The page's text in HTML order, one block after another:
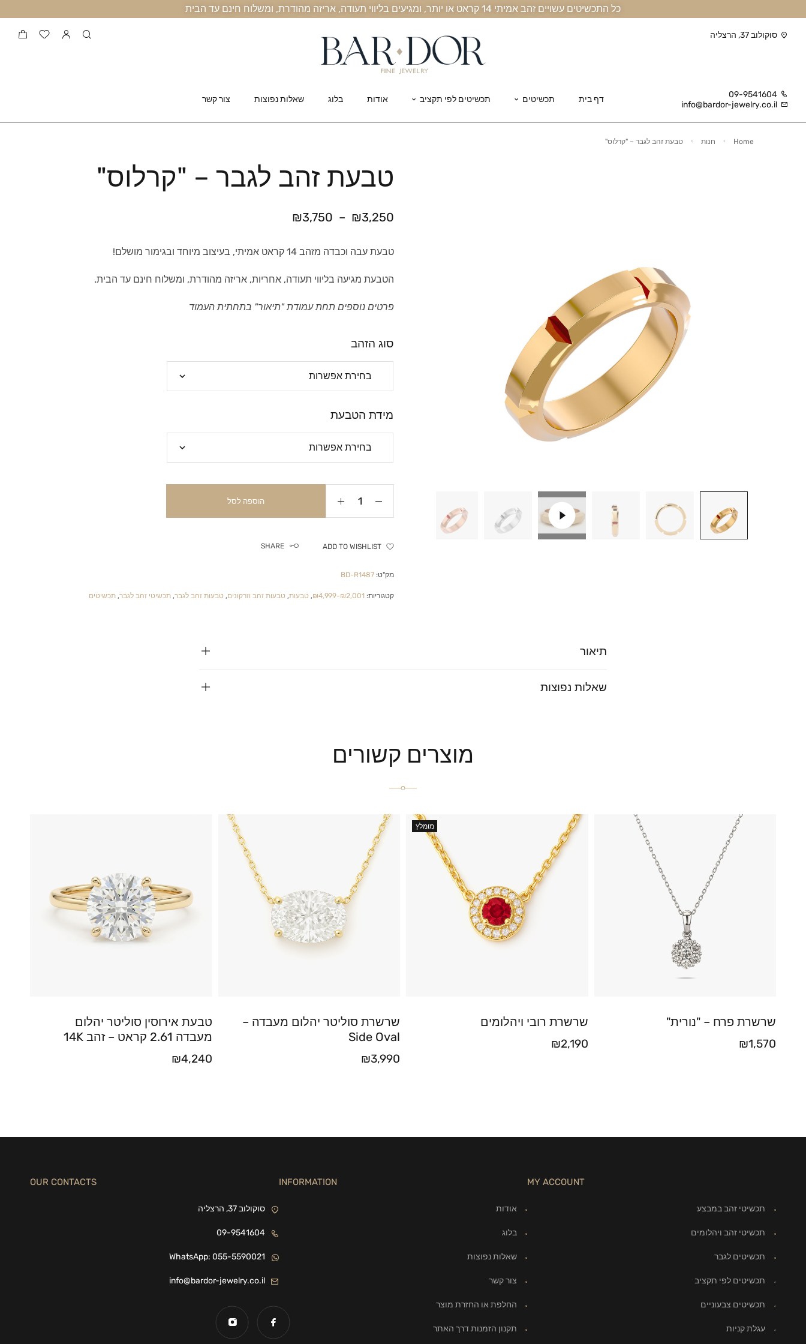
כל התכשיטים עשויים זהב אמיתי 14 קראט או יותר, ומגיעים בליווי תעודה, אריזה מהודרת, ומשלוח חינם עד הבית
סוקולוב 37, הרצליה
09-9541604
info@bardor-jewelry.co.il
דף בית תכשיטים תכשיטים לפי תקציב אודות בלוג שאלות נפוצות צור קשר
Home חנות טבעת זהב לגבר – "קרלוס"
טבעת זהב לגבר – "קרלוס"
₪3,250
–
₪3,750
טבעת עבה וכבדה מזהב 14 קראט אמיתי, בעיצוב מיוחד ובגימור מושלם!
הטבעת מגיעה בליווי תעודה, אחריות, אריזה מהודרת, ומשלוח חינם עד הבית.
פרטים נוספים תחת עמודת "תיאור" בתחתית העמוד
סוג הזהב
מידת הטבעת
הוספה לסל
ADD TO WISHLIST
SHARE
מק"ט: BD-R1487
קטגוריות: ₪2,001-₪4,999
, טבעות, טבעות זהב וזרקונים, טבעות זהב לגבר, תכשיטי זהב לגבר, תכשיטים
תיאור
שאלות נפוצות
מוצרים קשורים
שרשרת פרח – "נורית"
₪1,570
מומלץ
שרשרת רובי ויהלומים
₪2,190
שרשרת סוליטר יהלום מעבדה –
Side Oval
₪3,990
טבעת אירוסין סוליטר יהלום
מעבדה 2.61 קראט – זהב 14K
₪4,240
MY ACCOUNT
תכשיטי זהב במבצע
תכשיטי זהב ויהלומים
תכשיטים לגבר
תכשיטים לפי תקציב
תכשיטים צבעוניים
עגלת קניות
INFORMATION
אודות
בלוג
שאלות נפוצות
צור קשר
החלפת או החזרת מוצר
תקנון הזמנות דרך האתר
OUR CONTACTS
סוקולוב 37, הרצליה
09-9541604
WhatsApp: 055-5590021
info@bardor-jewelry.co.il